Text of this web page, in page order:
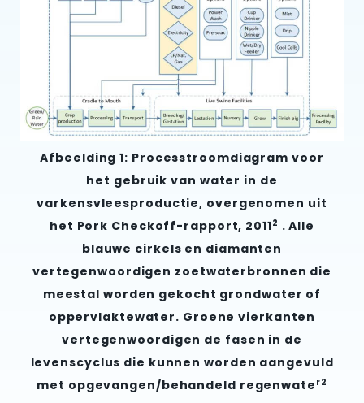
Afbeelding 1: Processtroomdiagram voor
het gebruik van water in de
varkensvleesproductie, overgenomen uit
het Pork Checkoff-rapport, 20112 . Alle
blauwe cirkels en diamanten
vertegenwoordigen zoetwaterbronnen die
meestal worden gekocht grondwater of
oppervlaktewater. Groene vierkanten
vertegenwoordigen de fasen in de
levenscyclus die kunnen worden aangevuld
met opgevangen/behandeld regenwate r2